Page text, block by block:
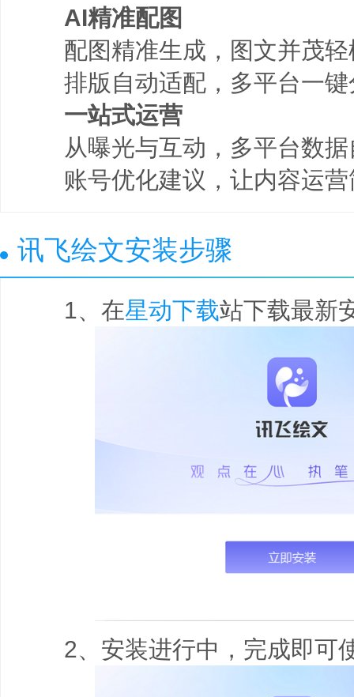
AI精准配图
配图精准生成，图文并茂轻
排版自动适配，多平台一键
一站式运营
从曝光与互动，多平台数据
账号优化建议，让内容运营
讯飞绘文安装步骤
1、在星动下载站下载最新
2、安装进行中，完成即可